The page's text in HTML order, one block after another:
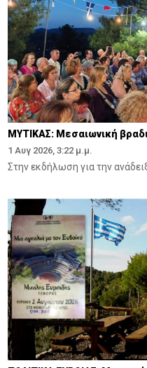
ΜΥΤΙΚΑΣ: Μεσαιωνική
1 Αυγ 2026, 3:22 μ.μ.
Στην εκδήλωση για την